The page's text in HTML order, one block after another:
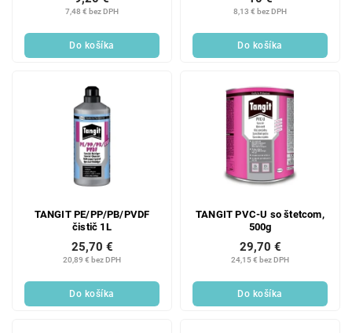
7,48 € bez DPH
Do košíka
8,13 € bez DPH
Do košíka
TANGIT PE/PP/PB/PVDF
čistič 1L
20,89 € bez DPH
25,70 €
Do košíka
TANGIT PVC-U so štetcom,
500g
24,15 € bez DPH
29,70 €
Do košíka